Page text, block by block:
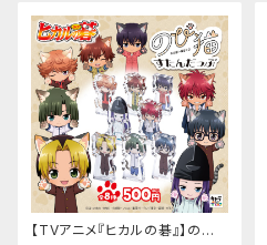
【TVアニメ『ヒカルの碁』】のび